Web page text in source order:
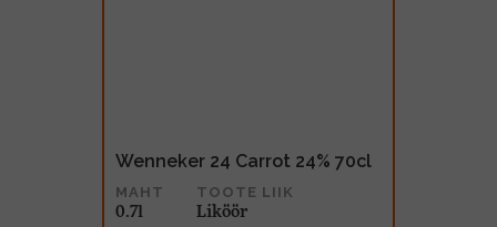
Wenneker 24 Carrot 24% 70cl
MAHT
0.7l
TOOTE LIIK
Liköör